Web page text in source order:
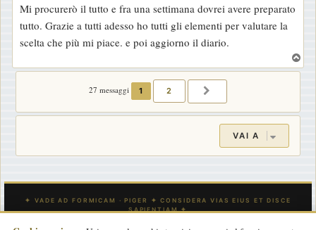
s
s
a
g
o
Mi procurerò il tutto e fra una settimana dovrei avere preparato
tutto. Grazie a tutti adesso ho tutti gli elementi per valutare la
scelta che più mi piace. e poi aggiorno il diario.
o
27 messaggi 1 2
VAI A